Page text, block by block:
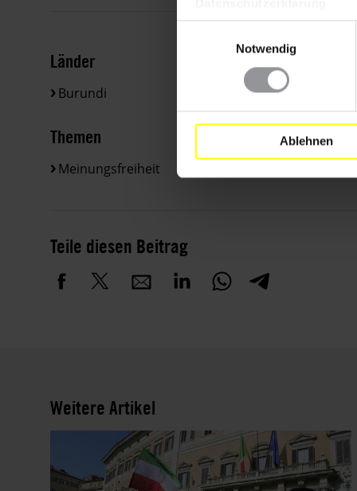
Notwendig
Ablehnen
Länder
Burundi
Themen
Meinungsfreiheit
Teile diesen Beitrag
Weitere Artikel